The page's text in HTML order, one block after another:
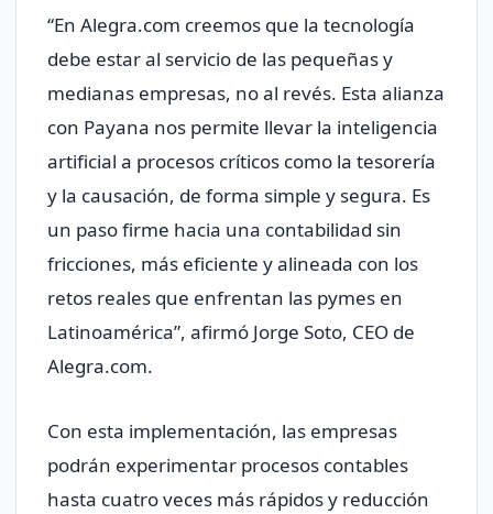
“En Alegra.com creemos que la tecnología
debe estar al servicio de las pequeñas y
medianas empresas, no al revés. Esta alianza
con Payana nos permite llevar la inteligencia
artificial a procesos críticos como la tesorería
y la causación, de forma simple y segura. Es
un paso firme hacia una contabilidad sin
fricciones, más eficiente y alineada con los
retos reales que enfrentan las pymes en
Latinoamérica”, afirmó Jorge Soto, CEO de
Alegra.com.
Con esta implementación, las empresas
podrán experimentar procesos contables
hasta cuatro veces más rápidos y reducción